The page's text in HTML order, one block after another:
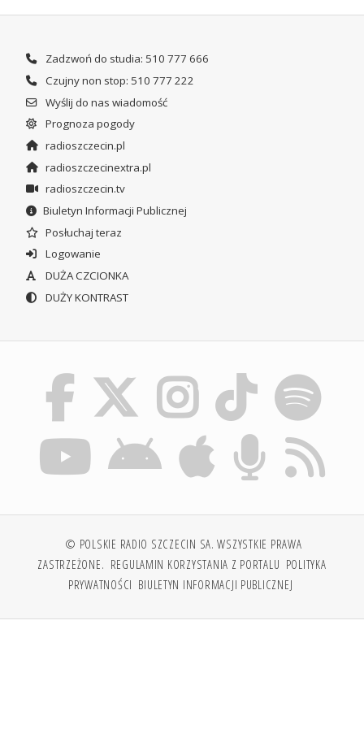
Zadzwoń do studia: 510 777 666
Czujny non stop: 510 777 222
Wyślij do nas wiadomość
Prognoza pogody
radioszczecin.pl
radioszczecinextra.pl
radioszczecin.tv
Biuletyn Informacji Publicznej
Posłuchaj teraz
Logowanie
DUŻA CZCIONKA
DUŻY KONTRAST
© POLSKIE RADIO SZCZECIN SA. WSZYSTKIE PRAWA
ZASTRZEŻONE. REGULAMIN KORZYSTANIA Z PORTALU POLITYKA
PRYWATNOŚCI BIULETYN INFORMACJI PUBLICZNEJ